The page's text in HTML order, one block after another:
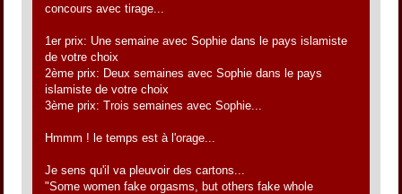
concours avec tirage...
1er prix: Une semaine avec Sophie dans le pays islamiste
de votre choix
2ème prix: Deux semaines avec Sophie dans le pays
islamiste de votre choix
3ème prix: Trois semaines avec Sophie...
Hmmm ! le temps est à l'orage...
Je sens qu'il va pleuvoir des cartons...
"Some women fake orgasms, but others fake whole